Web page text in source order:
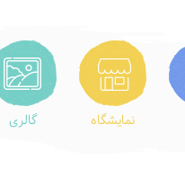
نمایشگاه گالری